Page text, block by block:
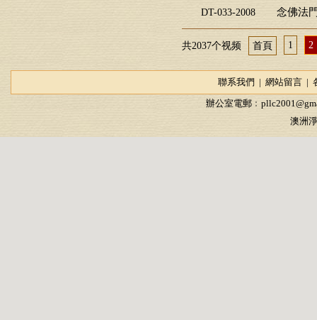
DT-033-2008 念佛法
共2037个视频 首頁 1 2
聯系我們 | 網站留言|
辦公室電郵﹕
澳洲